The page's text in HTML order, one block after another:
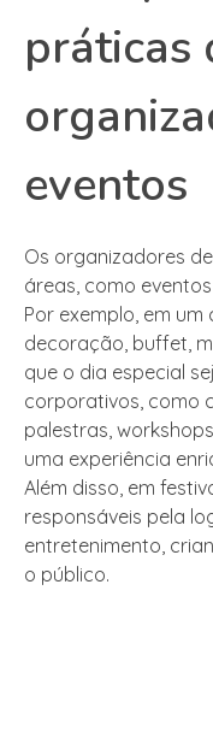
práticas
eventos
Os organizadores
áreas, como
Por exemplo, em
decoração, buffet,
que o dia especial
corporativos, como
palestras,
uma experiência
Além disso, em
responsáveis pela
entretenimento,
o público.